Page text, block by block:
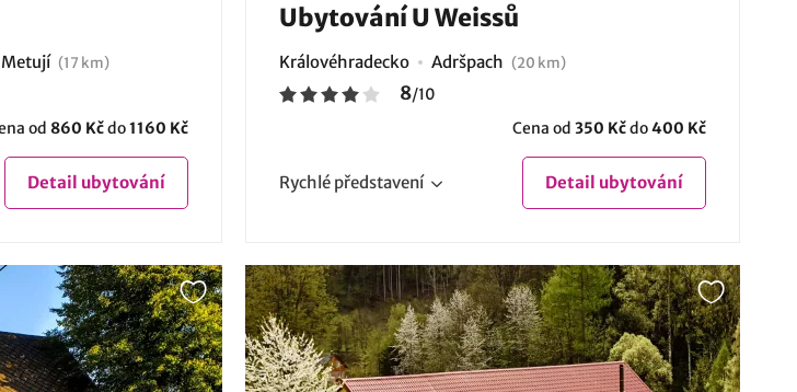
Metují (17 km)
od 860 Kčdo1160 Kč
Detail ubytování
Ubytování U Weissů
Královéhradecko Adršpach (20 km)
8/10
Cena od 350 Kčdo400 Kč
Rychlé představení Detail ubytování